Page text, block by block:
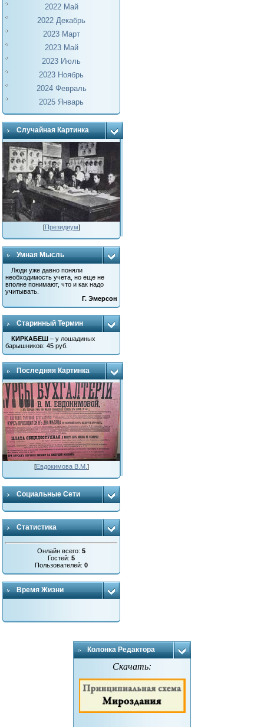
2022 Май
2022 Декабрь
2023 Март
2023 Май
2023 Июль
2023 Ноябрь
2024 Февраль
2025 Январь
Случайная Картинка
[Президиум]
Умная Мысль
Люди уже давно поняли
необходимость учета, но еще не
вполне понимают, что и как надо
учитывать.
Г. Эмерсон
Старинный Термин
КИРКАБЕШ – у лошадиных
барышников: 45 руб.
Последняя Картинка
[Евдокимова В.М. ]
Социальные Сети
Статистика
Онлайн всего:5
Гостей:5
Пользователей:0
Время Жизни
Колонка Редактора
Скачать: